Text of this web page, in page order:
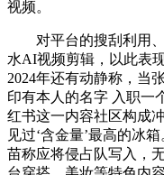
视频。
对平台的搜刮利用、
水AI视频剪辑，以此表
2024年还有动静称，当
印有本人的名字 入职一
红书这一内容社区构成
见过‘含金量’最高的冰
苗称应将侵占队写入，